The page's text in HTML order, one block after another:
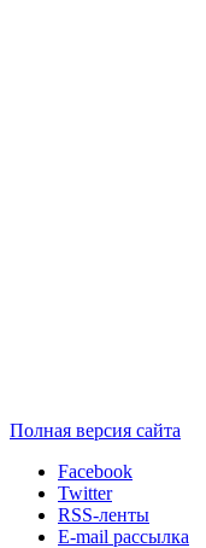
Полная версия сайта
Facebook
Twitter
RSS-ленты
E-mail рассылка